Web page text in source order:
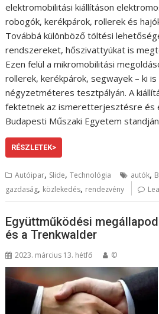
elektromobilitási kiállításon
robogók, kerékpárok, rollerek és
Továbbá különböző töltési
rendszereket, hőszivattyúkat is
Ezen felül a mikromobilitási
rollerek, kerékpárok, segwayek – ki
négyzetméteres tesztpályán. A
fektetnek az ismeretterjesztésre és
Budapesti Műszaki Egyetem
RÉSZLETEK>
Autóipar, Slide,Technológia autók,
gazdaság, közlekedés, rendezvény
Együttműködési
és a Trenkwalder
2023. március 13. hétfő ©